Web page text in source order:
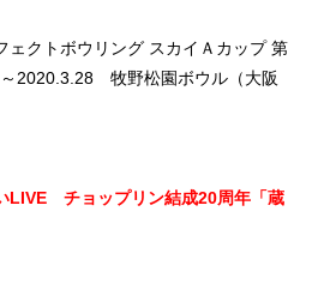
クトボウリング スカイＡカップ 第
2020.3.28 牧野松園ボウル（大阪
チョップリン結成20周年「蔵